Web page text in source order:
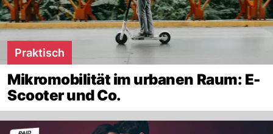
Praktisch
Mikromobilität im urbanen Raum: E-
Scooter und Co.